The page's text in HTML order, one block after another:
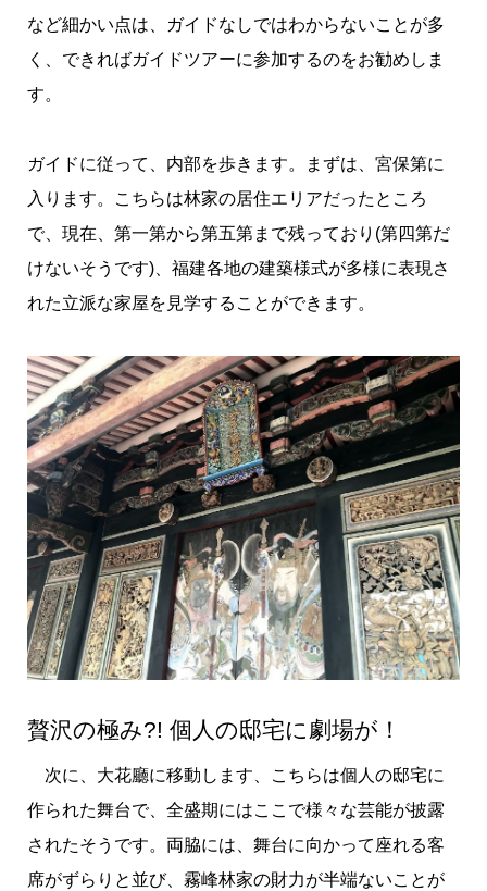
など細かい点は、ガイドなしではわからないことが多
く、できればガイドツアーに参加するのをお勧めしま
す。
ガイドに従って、内部を歩きます。まずは、宮保第に
入ります。こちらは林家の居住エリアだったところ
で、現在、第一第から第五第まで残っており(第四第だ
けないそうです)、福建各地の建築様式が多様に表現さ
れた立派な家屋を見学することができます。
贅沢の極み?! 個人の邸宅に劇場が！
次に、大花廳に移動します、こちらは個人の邸宅に
作られた舞台で、全盛期にはここで様々な芸能が披露
されたそうです。両脇には、舞台に向かって座れる客
席がずらりと並び、霧峰林家の財力が半端ないことが